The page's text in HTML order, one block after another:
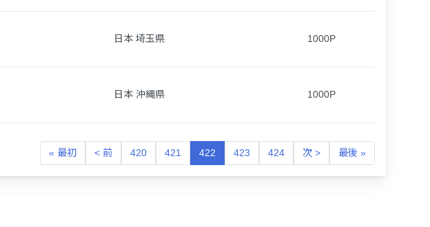
日本 埼玉県 1000P
日本 沖縄県 1000P
« 最初 < 前 420 421 422 423 424 次 > 最後 »